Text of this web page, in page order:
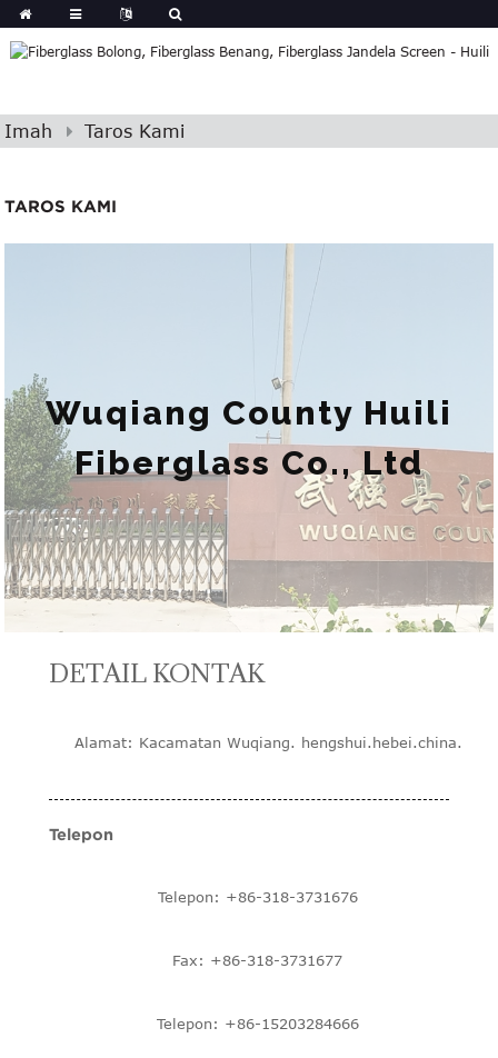
Imah Taros Kami
TAROS KAMI
Wuqiang County Huili
Fiberglass Co., Ltd
DETAIL KONTAK
Alamat: Kacamatan Wuqiang. hengshui.hebei.china.
Telepon
Telepon: +86-318-3731676
Fax: +86-318-3731677
Telepon: +86-15203284666